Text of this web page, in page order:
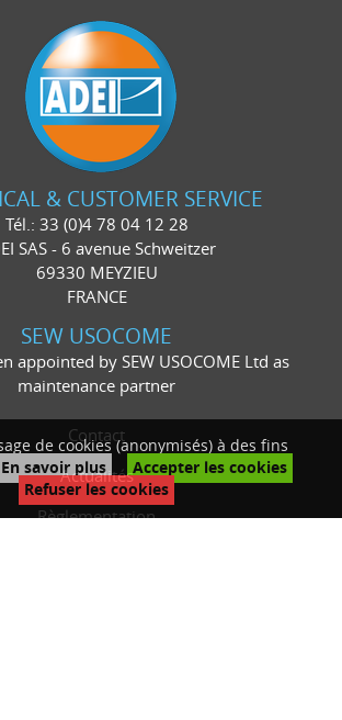
de cookies (anonymisés) à des fins
En savoir plus
Accepter les cookies
Refuser les cookies
& CUSTOMER SERVICE
Tél.: 33 (0)4 78 04 12 28
SAS - 6 avenue Schweitzer
69330 MEYZIEU
FRANCE
SEW USOCOME
appointed by SEW USOCOME Ltd as
maintenance partner
Contact
Actualités
Règlementation